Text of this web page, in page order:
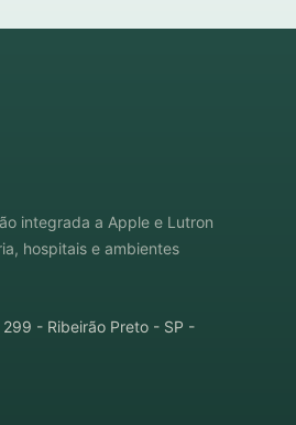
integrada a Apple e Lutron
hospitais e ambientes
- Ribeirão Preto - SP -